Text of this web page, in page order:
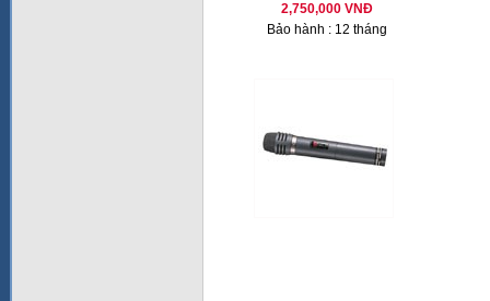
2,750,000 VNĐ
Bảo hành : 12 tháng